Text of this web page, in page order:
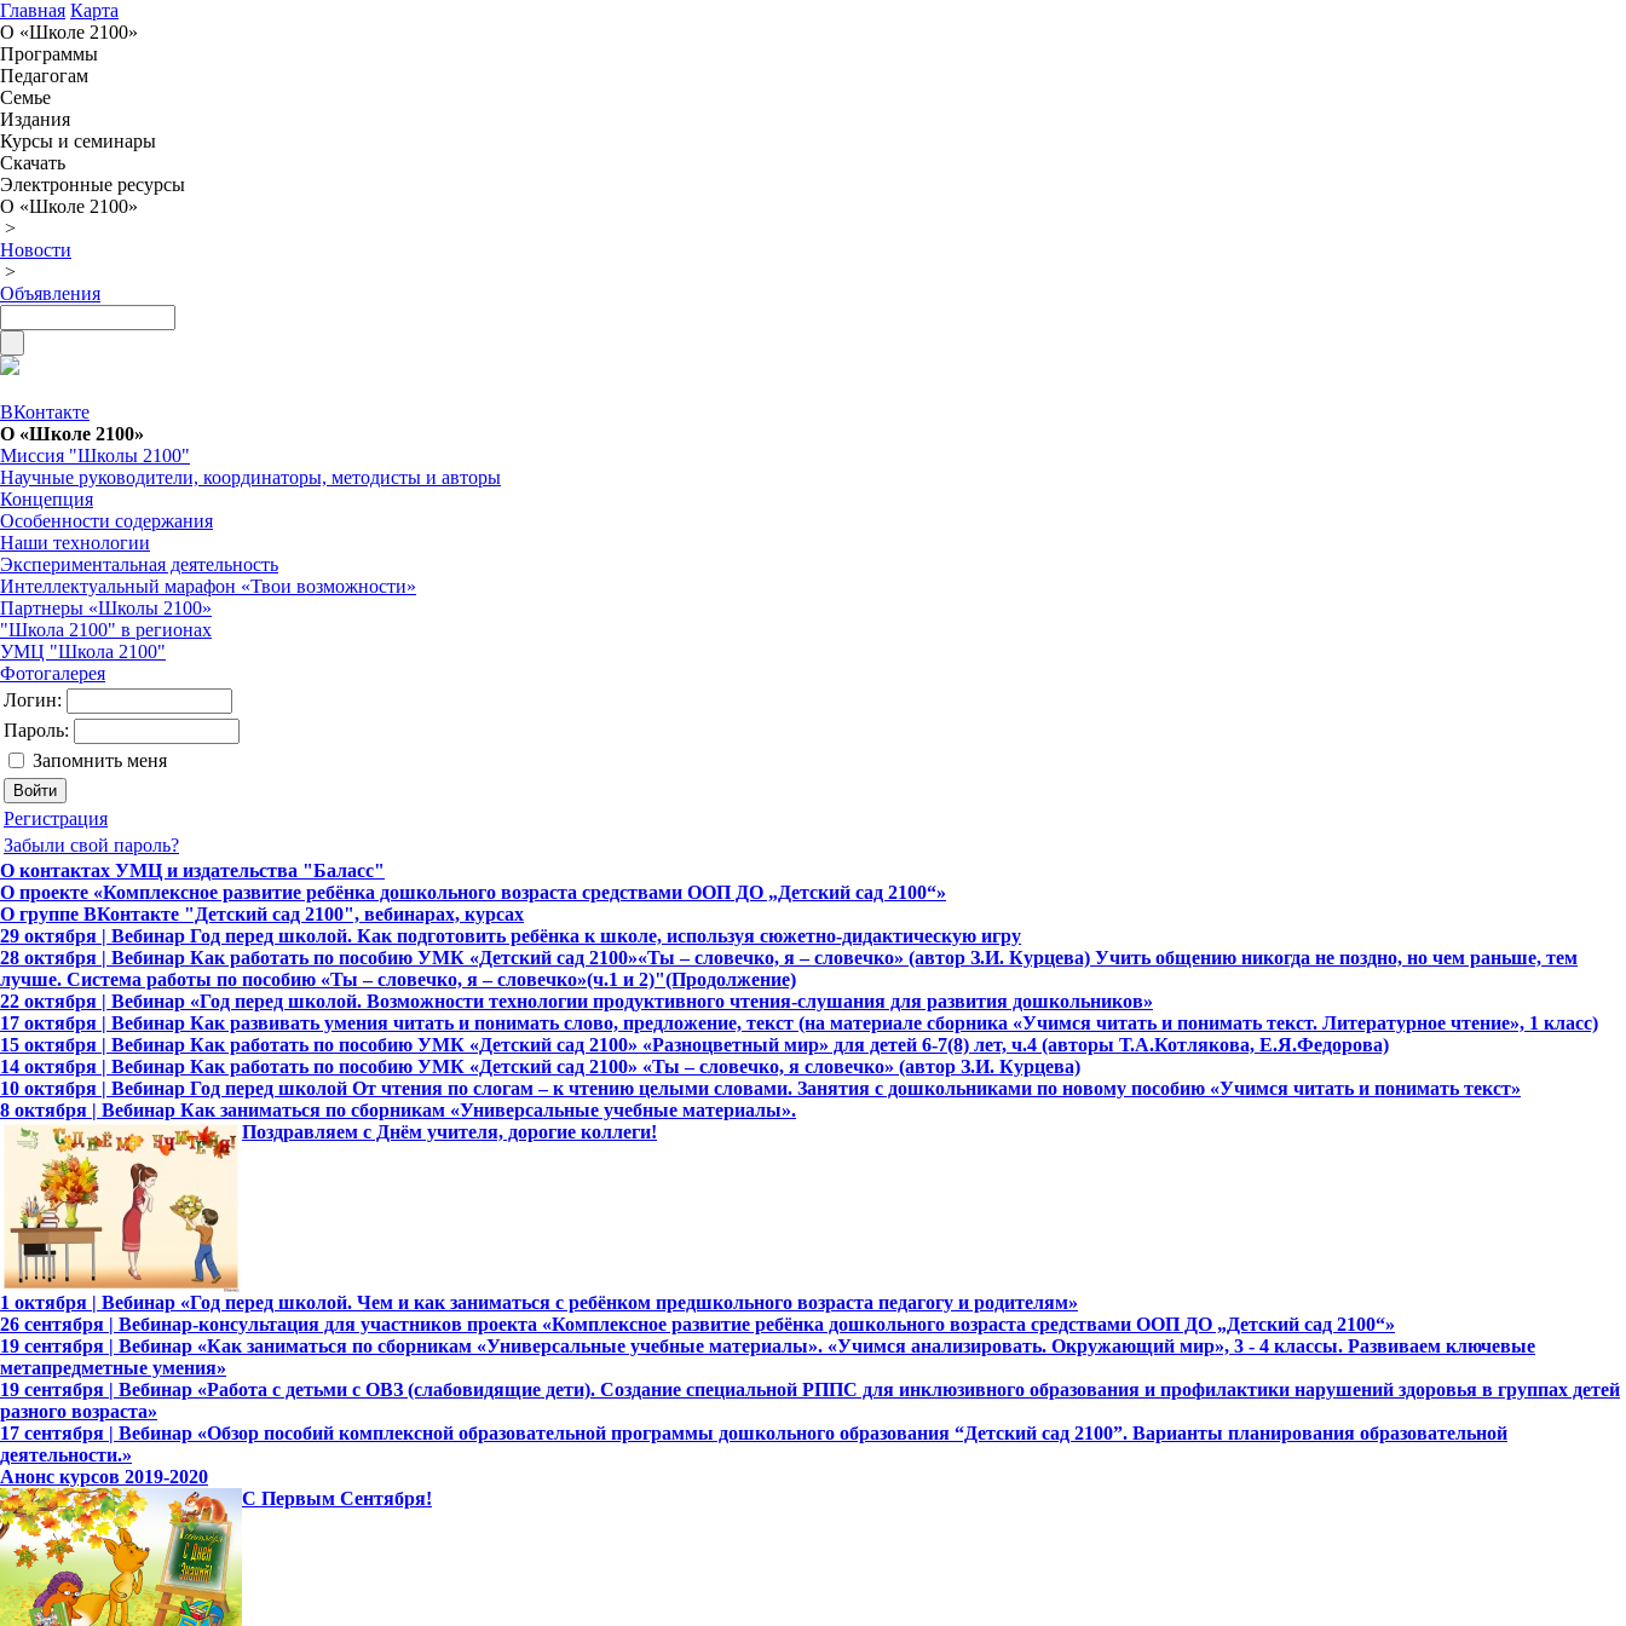
Главная Карта
О «Школе 2100»
Программы
Педагогам
Семье
Издания
Курсы и семинары
Скачать
Электронные ресурсы
О «Школе 2100»
>
Новости
>
Объявления
ВКонтакте
О «Школе 2100»
Миссия "Школы 2100"
Научные руководители, координаторы, методисты и авторы
Концепция
Особенности содержания
Наши технологии
Экспериментальная деятельность
Интеллектуальный марафон «Твои возможности»
Партнеры «Школы 2100»
"Школа 2100" в регионах
УМЦ "Школа 2100"
Фотогалерея
Логин:
Пароль:
Запомнить меня
Регистрация
Забыли свой пароль?
О контактах УМЦ и издательства "Баласс"
О проекте «Комплексное развитие ребёнка дошкольного возраста средствами ООП ДО „Детский сад 2100“»
О группе ВКонтакте "Детский сад 2100", вебинарах, курсах
29 октября | Вебинар Год перед школой. Как подготовить ребёнка к школе, используя сюжетно-дидактическую игру
28 октября | Вебинар Как работать по пособию УМК «Детский сад 2100»«Ты – словечко, я – словечко» (автор З.И. Курцева) Учить общению никогда не поздно, но чем раньше, тем
лучше. Система работы по пособию «Ты – словечко, я – словечко»(ч.1 и 2)"(Продолжение)
22 октября | Вебинар «Год перед школой. Возможности технологии продуктивного чтения-слушания для развития дошкольников»
17 октября | Вебинар Как развивать умения читать и понимать слово, предложение, текст (на материале сборника «Учимся читать и понимать текст. Литературное чтение», 1 класс)
15 октября | Вебинар Как работать по пособию УМК «Детский сад 2100» «Разноцветный мир» для детей 6-7(8) лет, ч.4 (авторы Т.А.Котлякова, Е.Я.Федорова)
14 октября | Вебинар Как работать по пособию УМК «Детский сад 2100» «Ты – словечко, я словечко» (автор З.И. Курцева)
10 октября | Вебинар Год перед школой От чтения по слогам – к чтению целыми словами. Занятия с дошкольниками по новому пособию «Учимся читать и понимать текст»
8 октября | Вебинар Как заниматься по сборникам «Универсальные учебные материалы».
Поздравляем с Днём учителя, дорогие коллеги!
1 октября | Вебинар «Год перед школой. Чем и как заниматься с ребёнком предшкольного возраста педагогу и родителям»
26 сентября | Вебинар-консультация для участников проекта «Комплексное развитие ребёнка дошкольного возраста средствами ООП ДО „Детский сад 2100“»
19 сентября | Вебинар «Как заниматься по сборникам «Универсальные учебные материалы». «Учимся анализировать. Окружающий мир», 3 - 4 классы. Развиваем ключевые
метапредметные умения»
19 сентября | Вебинар «Работа с детьми с ОВЗ (слабовидящие дети). Создание специальной РППС для инклюзивного образования и профилактики нарушений здоровья в группах детей
разного возраста»
17 сентября | Вебинар «Обзор пособий комплексной образовательной программы дошкольного образования “Детский сад 2100”. Варианты планирования образовательной
деятельности.»
Анонс курсов 2019-2020
С Первым Сентября!